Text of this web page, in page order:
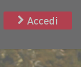
Accedi